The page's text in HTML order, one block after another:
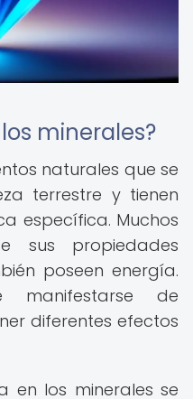
minerales?
naturales que se
terrestre y tienen
específica. Muchos
sus propiedades
poseen energía.
manifestarse de
diferentes efectos
en los minerales se